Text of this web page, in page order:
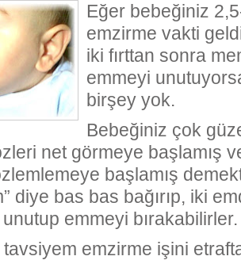
Eğer bebeğiniz
emzirme vakti
iki fırttan sonra
emmeyi
birşey yok.
Bebeğiniz çok
net görmeye başlamış
başlamış
diye bas bas bağırıp, iki
unutup emmeyi bırakabilirler.
emzirme işini